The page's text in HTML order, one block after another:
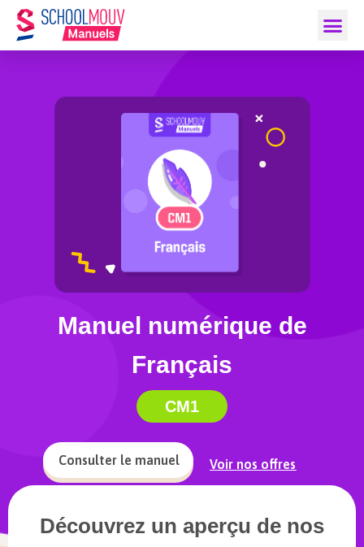
Manuel numérique de
Français
CM1
Consulter le manuel Voir nos offres
Découvrez un aperçu de nos